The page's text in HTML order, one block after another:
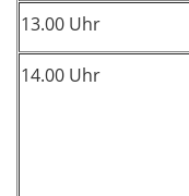
13.00 Uhr
14.00 Uhr